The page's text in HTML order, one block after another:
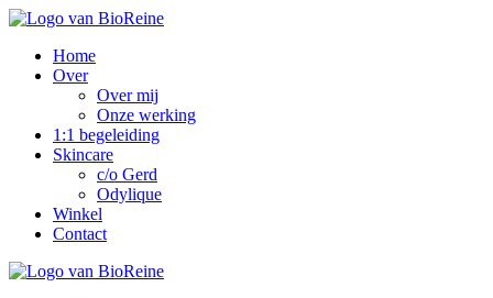
Home
Over
Over mij
Onze werking
1:1 begeleiding
Skincare
c/o Gerd
Odylique
Winkel
Contact